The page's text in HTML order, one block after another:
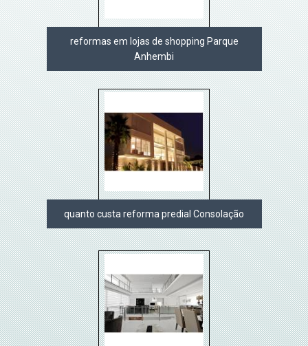
reformas em lojas de shopping Parque
Anhembi
quanto custa reforma predial Consolação